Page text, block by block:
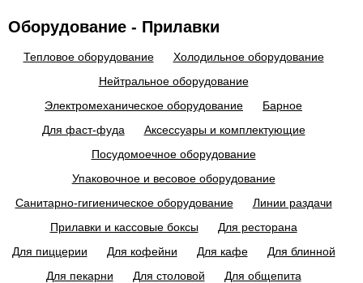
Оборудование - Прилавки
Тепловое оборудование
Холодильное оборудование
Нейтральное оборудование
Электромеханическое оборудование
Барное
Для фаст-фуда
Аксессуары и комплектующие
Посудомоечное оборудование
Упаковочное и весовое оборудование
Санитарно-гигиеническое оборудование
Линии раздачи
Прилавки и кассовые боксы
Для ресторана
Для пиццерии
Для кофейни Для кафе
Для блинной
Для пекарни
Для столовой
Для общепита